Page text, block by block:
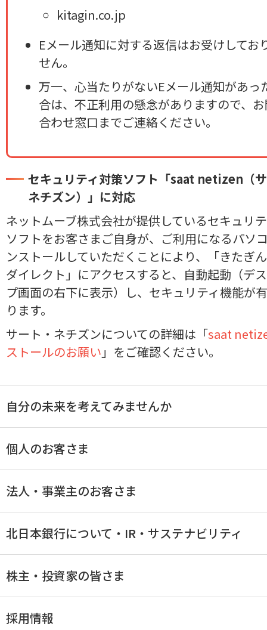
kitagin.co.jp
Eメール通知に対する返信はお受けしてお
せん。
万一、心当たりがないEメール通知があっ
合は、不正利用の懸念がありますので、
合わせ窓口までご連絡ください。
セキュリティ対策ソフト「saat netizen（
ネチズン）」に対応
ネットムーブ株式会社が提供しているセキュリ
ソフトをお客さまご自身が、ご利用になるパソ
ンストールしていただくことにより、「きたぎ
ダイレクト」にアクセスすると、自動起動（デ
プ画面の右下に表示）し、セキュリティ機能が
ります。
サート・ネチズンについての詳細は「saat
ストールのお願い 」をご確認ください。
自分の未来を考えてみませんか
個人のお客さま
法人・事業主のお客さま
北日本銀行について・IR・サステナビリティ
株主・投資家の皆さま
採用情報